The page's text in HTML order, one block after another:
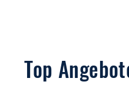
Top